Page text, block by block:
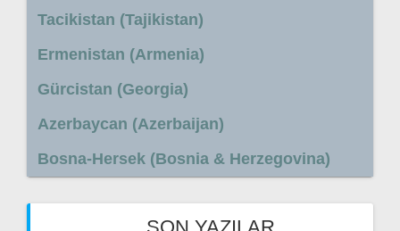
Tacikistan (Tajikistan)
Ermenistan (Armenia)
Gürcistan (Georgia)
Azerbaycan (Azerbaijan)
Bosna-Hersek (Bosnia & Herzegovina)